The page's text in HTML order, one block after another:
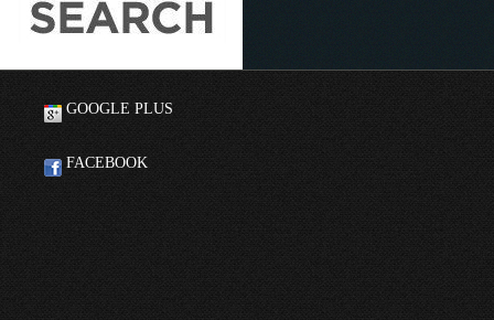
GOOGLE PLUS
FACEBOOK